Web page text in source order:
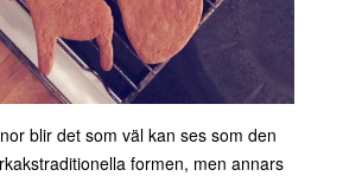
blir det som väl kan ses som den
formen, men annars